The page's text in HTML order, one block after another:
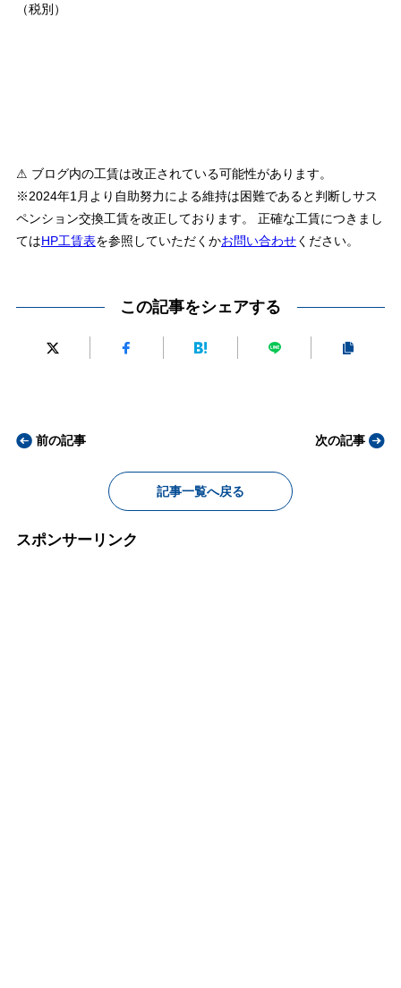
（税別）
⚠ ブログ内の工賃は改正されている可能性があります。
※2024年1月より自助努力による維持は困難であると判断しサス
ペンション交換工賃を改正しております。 正確な工賃につきまし
てはHP工賃表を参照していただくかお問い合わせください。
この記事をシェアする
前の記事
記事一覧へ戻る
次の記事
スポンサーリンク